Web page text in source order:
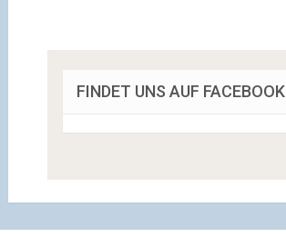
FINDET UNS AUF FACEBOOK